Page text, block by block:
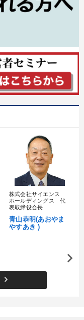
株式会社サイエンス
ホールディングス 代
表取締役会長
青山恭明(あおやま
やすあき )
keyboard_arrow_right